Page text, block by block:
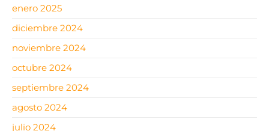
enero 2025
diciembre 2024
noviembre 2024
octubre 2024
septiembre 2024
agosto 2024
julio 2024